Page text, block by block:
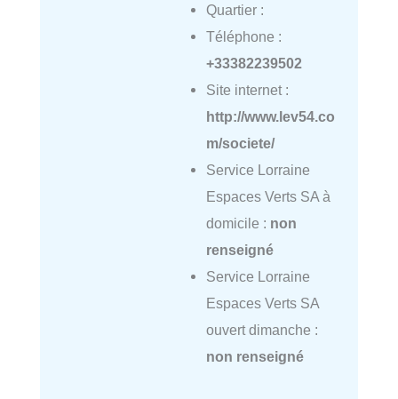
Quartier :
Téléphone :
+33382239502
Site internet :
http://www.lev54.co
m/societe/
Service Lorraine
Espaces Verts SA à
domicile : non
renseigné
Service Lorraine
Espaces Verts SA
ouvert dimanche :
non renseigné